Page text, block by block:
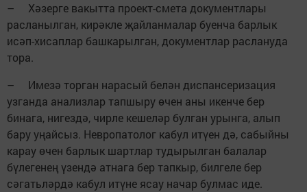
– Хәзерге вакытта проект-смета документлары
расланылган, кирәкле җайланмалар буенча барлык
исәп-хисаплар башкарылган, документлар раслануда
тора.
– Имезә торган нарасый белән диспансеризация
узганда анализлар тапшыру өчен аны икенче бер
бинага, ни­гездә, чирле кешеләр булган урынга, алып
бару уңайсыз. Невропатолог кабул итүен дә, сабыйны
карау өчен барлык шартлар тудырылган балалар
бүлегенең үзендә атнага бер тапкыр, билгеле бер
сәгатьләрдә кабул итүне ясау начар булмас иде.